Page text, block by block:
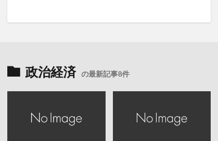
政治経済 の最新記事8件